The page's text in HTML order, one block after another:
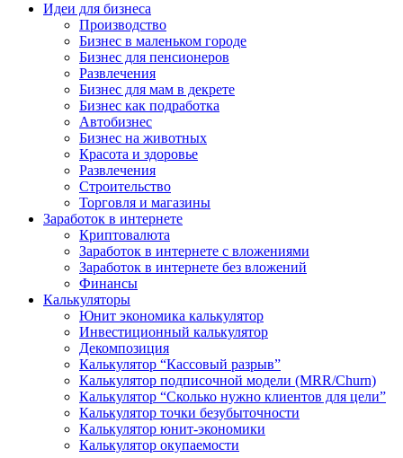
Идеи для бизнеса
Производство
Бизнес в маленьком городе
Бизнес для пенсионеров
Развлечения
Бизнес для мам в декрете
Бизнес как подработка
Автобизнес
Бизнес на животных
Красота и здоровье
Развлечения
Строительство
Торговля и магазины
Заработок в интернете
Криптовалюта
Заработок в интернете c вложениями
Заработок в интернете без вложений
Финансы
Калькуляторы
Юнит экономика калькулятор
Инвестиционный калькулятор
Декомпозиция
Калькулятор “Кассовый разрыв”
Калькулятор подписочной модели (MRR/Churn)
Калькулятор “Сколько нужно клиентов для цели”
Калькулятор точки безубыточности
Калькулятор юнит-экономики
Калькулятор окупаемости